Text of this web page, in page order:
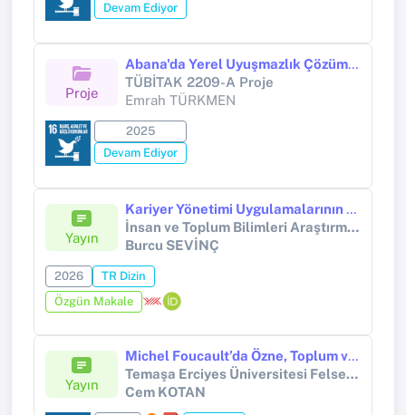
Devam Ediyor
Proje
Abana'da Yerel Uyuşmazlık Çözüm Dinamikleri: Uzlaştırma (Arabuluculuk Odaklı) Yöntemlerinin Sosyo Hukuksal Etkinliğine Yönelik Bir Model Geliştirme Çalışması
TÜBİTAK 2209-A Proje
Emrah TÜRKMEN
2025
Devam Ediyor
Yayın
Kariyer Yönetimi Uygulamalarının Belediye Personeli Açısından Değerlendirilmesi Üzerine Bir Araştırma
İnsan ve Toplum Bilimleri Araştırmaları Dergisi
Burcu SEVİNÇ
2026
TR Dizin
Özgün Makale
Yayın
Michel Foucault’da Özne, Toplum ve İktidar: Çağdaş Siyaset Düşüncesine Eleştirel Katkılar
Temaşa Erciyes Üniversitesi Felsefe Bölümü Dergisi
Cem KOTAN